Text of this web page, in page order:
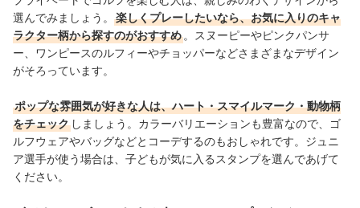
選んでみましょう。
楽しくプレーしたいなら、お気に入りのキャ
ラクター柄から探すのがおすすめ 。スヌーピーやピンクパンサ
ー、ワンピースのルフィーやチョッパーなどさまざまなデザイン
がそろっています。
ポップな雰囲気が好きな人は、ハート・スマイルマーク・動物柄
をチェック しましょう。カラーバリエーションも豊富なので、ゴ
ルフウェアやバッグなどとコーデするのもおしゃれです。ジュニ
ア選手が使う場合は、子どもが気に入るスタンプを選んであげて
ください。